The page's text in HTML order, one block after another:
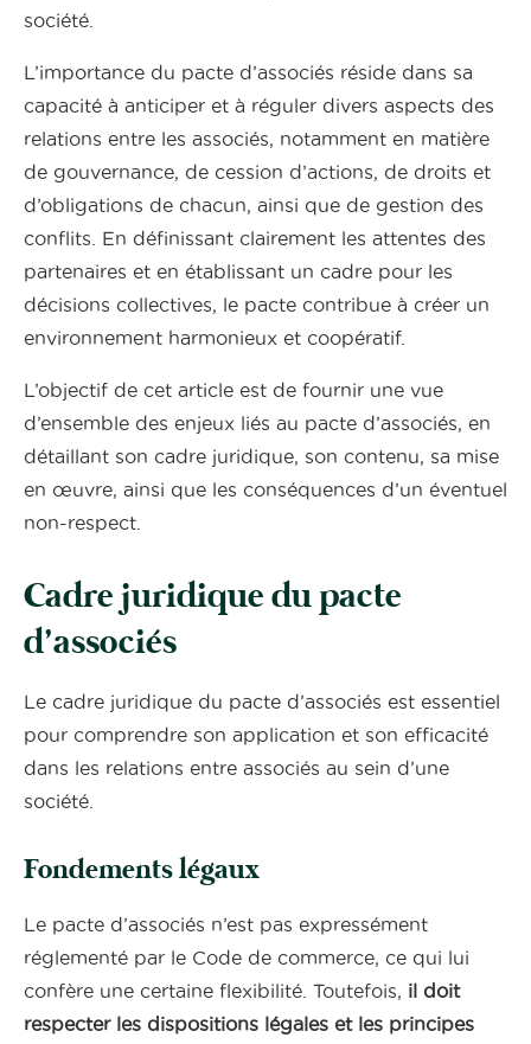
société.
L’importance du pacte d’associés réside dans sa
capacité à anticiper et à réguler divers aspects des
relations entre les associés, notamment en matière
de gouvernance, de cession d’actions, de droits et
d’obligations de chacun, ainsi que de gestion des
conflits. En définissant clairement les attentes des
partenaires et en établissant un cadre pour les
décisions collectives, le pacte contribue à créer un
environnement harmonieux et coopératif.
L’objectif de cet article est de fournir une vue
d’ensemble des enjeux liés au pacte d’associés, en
détaillant son cadre juridique, son contenu, sa mise
en œuvre, ainsi que les conséquences d’un éventuel
non-respect.
Cadre juridique du pacte
d’associés
Le cadre juridique du pacte d’associés est essentiel
pour comprendre son application et son efficacité
dans les relations entre associés au sein d’une
société.
Fondements légaux
Le pacte d’associés n’est pas expressément
réglementé par le Code de commerce, ce qui lui
confère une certaine flexibilité. Toutefois, il doit
respecter les dispositions légales et les principes